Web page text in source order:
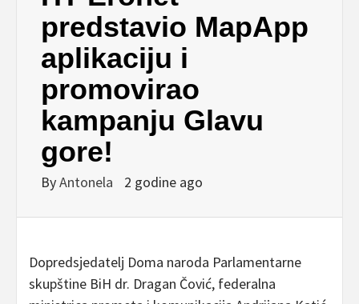
predstavio MapApp
aplikaciju i
promovirao
kampanju Glavu
gore!
ByAntonela 2 godine ago
Dopredsjedatelj Doma naroda Parlamentarne
skupštine BiH dr. Dragan Čović, federalna